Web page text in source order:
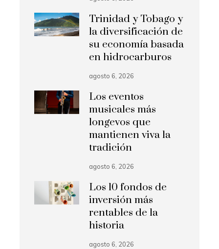
Trinidad y Tobago y
la diversificación de
su economía basada
en hidrocarburos
agosto 6, 2026
Los eventos
musicales más
longevos que
mantienen viva la
tradición
agosto 6, 2026
Los 10 fondos de
inversión más
rentables de la
historia
agosto 6, 2026